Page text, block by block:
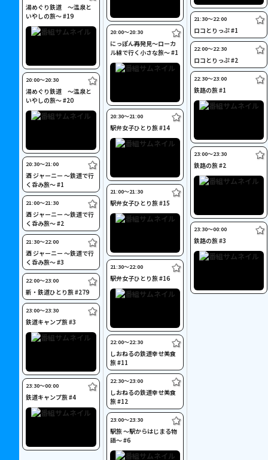
湯めぐり鉄道 ～温泉と
いやしの旅～ #19
20:00〜20:30
湯めぐり鉄道 ～温泉と
いやしの旅～ #20
20:30〜21:00
酒 ジャーニー ～鉄道で行
く呑み旅～ #1
21:00〜21:30
酒 ジャーニー ～鉄道で行
く呑み旅～ #2
21:30〜22:00
酒 ジャーニー ～鉄道で行
く呑み旅～ #3
22:00〜23:00
新・鉄道ひとり旅 #279
23:00〜23:30
鉄道キャンプ旅 #3
23:30〜00:00
鉄道キャンプ旅 #4
20:00〜20:30
にっぽん再発見～ローカ
ル線で行く小さな旅～ #1
20:30〜21:00
駅弁女子ひとり旅 #14
21:00〜21:30
駅弁女子ひとり旅 #15
21:30〜22:00
駅弁女子ひとり旅 #16
22:00〜22:30
しおねるの鉄道幸せ美食
旅 #11
22:30〜23:00
しおねるの鉄道幸せ美食
旅 #12
23:00〜23:30
駅旅 ～駅からはじまる物
語～ #6
21:30〜22:00
ロコとりっぷ #1
22:00〜22:30
ロコとりっぷ #2
22:30〜23:00
鉄路の旅 #1
23:00〜23:30
鉄路の旅 #2
23:30〜00:00
鉄路の旅 #3